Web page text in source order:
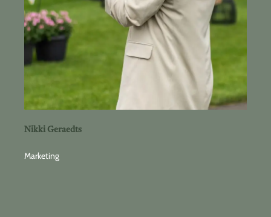
Nikki Geraedts
Marketing